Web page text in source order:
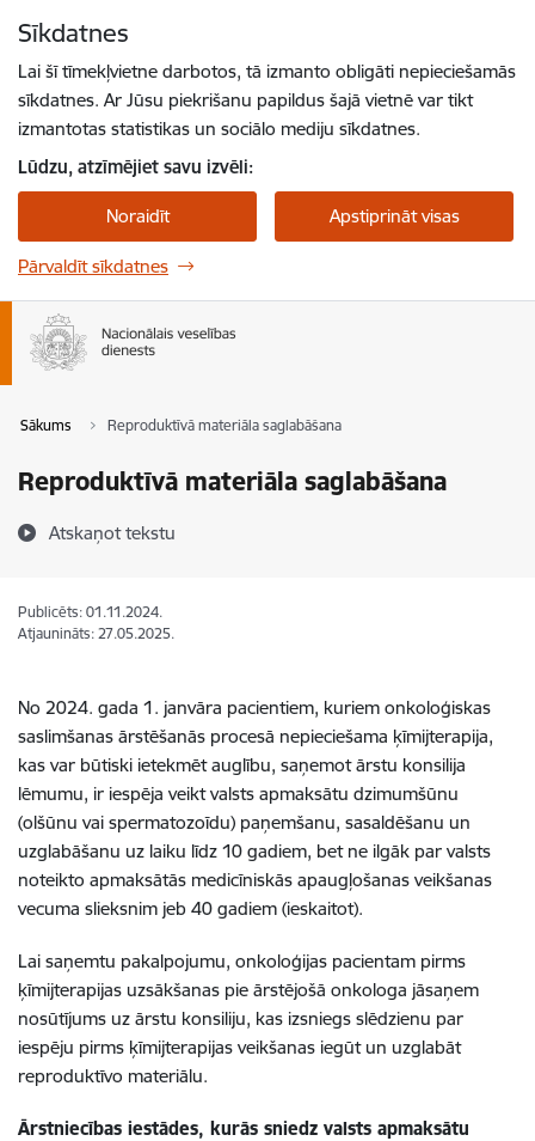
Sīkdatnes
Lai šī tīmekļvietne darbotos, tā izmanto obligāti nepieciešamās
sīkdatnes. Ar Jūsu piekrišanu papildus šajā vietnē var tikt
izmantotas statistikas un sociālo mediju sīkdatnes.
Lūdzu, atzīmējiet savu izvēli:
Noraidīt Apstiprināt visas
Pārvaldīt sīkdatnes
Sākums Reproduktīvā materiāla saglabāšana
Reproduktīvā materiāla saglabāšana
Atskaņot tekstu
Publicēts: 01.11.2024.
Atjaunināts: 27.05.2025.
No 2024. gada 1. janvāra pacientiem, kuriem onkoloģiskas
saslimšanas ārstēšanās procesā nepieciešama ķīmijterapija,
kas var būtiski ietekmēt auglību, saņemot ārstu konsilija
lēmumu, ir iespēja veikt valsts apmaksātu dzimumšūnu
(olšūnu vai spermatozoīdu) paņemšanu, sasaldēšanu un
uzglabāšanu uz laiku līdz 10 gadiem, bet ne ilgāk par valsts
noteikto apmaksātās medicīniskās apaugļošanas veikšanas
vecuma slieksnim jeb 40 gadiem (ieskaitot).
Lai saņemtu pakalpojumu, onkoloģijas pacientam pirms
ķīmijterapijas uzsākšanas pie ārstējošā onkologa jāsaņem
nosūtījums uz ārstu konsiliju, kas izsniegs slēdzienu par
iespēju pirms ķīmijterapijas veikšanas iegūt un uzglabāt
reproduktīvo materiālu.
Ārstniecības iestādes, kurās sniedz valsts apmaksātu